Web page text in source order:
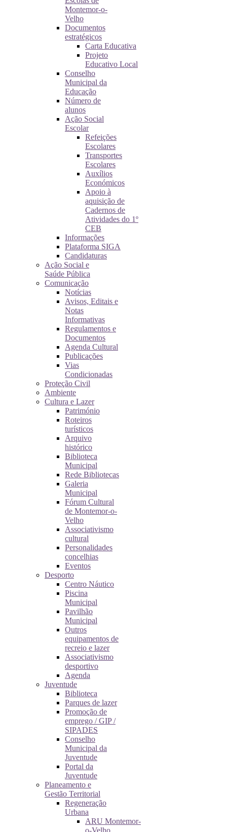
Montemor-o-
Velho
Documentos
estratégicos
Carta Educativa
Projeto
Educativo Local
Conselho
Municipal da
Educação
Número de
alunos
Ação Social
Escolar
Refeições
Escolares
Transportes
Escolares
Auxílios
Económicos
Apoio à
aquisição de
Cadernos de
Atividades do 1º
CEB
Informações
Plataforma SIGA
Candidaturas
Ação Social e
Saúde Pública
Comunicação
Notícias
Avisos, Editais e
Notas
Informativas
Regulamentos e
Documentos
Agenda Cultural
Publicações
Vias
Condicionadas
Proteção Civil
Ambiente
Cultura e Lazer
Património
Roteiros
turísticos
Arquivo
histórico
Biblioteca
Municipal
Rede Bibliotecas
Galeria
Municipal
Fórum Cultural
de Montemor-o-
Velho
Associativismo
cultural
Personalidades
concelhias
Eventos
Desporto
Centro Náutico
Piscina
Municipal
Pavilhão
Municipal
Outros
equipamentos de
recreio e lazer
Associativismo
desportivo
Agenda
Juventude
Biblioteca
Parques de lazer
Promoção de
emprego / GIP /
SIPADES
Conselho
Municipal da
Juventude
Portal da
Juventude
Planeamento e
Gestão Territorial
Regeneração
Urbana
ARU Montemor-
o-Velho